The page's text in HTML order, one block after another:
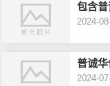
包含
2024-
普诚
2024-